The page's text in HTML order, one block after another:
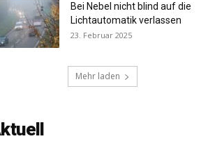
Bei Nebel nicht blind auf die
Lichtautomatik verlassen
23. Februar 2025
Mehr laden